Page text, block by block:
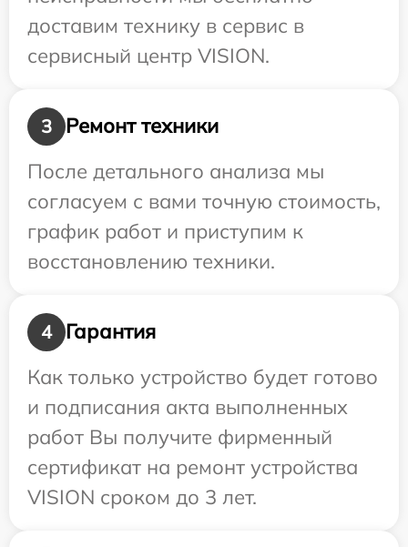
доставим технику в сервис в
сервисный центр VISION.
3
Ремонт техники
После детального анализа мы
согласуем с вами точную стоимость,
график работ и приступим к
восстановлению техники.
4
Гарантия
Как только устройство будет готово
и подписания акта выполненных
работ Вы получите фирменный
сертификат на ремонт устройства
VISION сроком до 3 лет.